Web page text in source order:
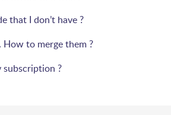
that I don’t have ?
How to merge them ?
?